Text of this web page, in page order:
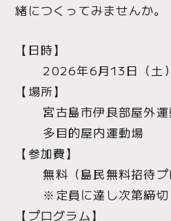
緒につくってみませんか。
【日時】
2026年6月13日（土
【場所】
宮古島市伊良部屋外
多目的屋内運動場
【参加費】
無料（島民無料招待プ
※定員に達し次第締切
【プログラム】